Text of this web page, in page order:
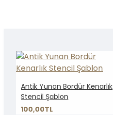
Antik Yunan Bordür Kenarlık
Stencil Şablon
100,00TL